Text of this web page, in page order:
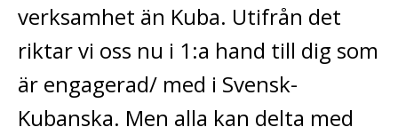
verksamhet än Kuba. Utifrån det
riktar vi oss nu i 1:a hand till dig som
är engagerad/ med i Svensk-
Kubanska. Men alla kan delta med